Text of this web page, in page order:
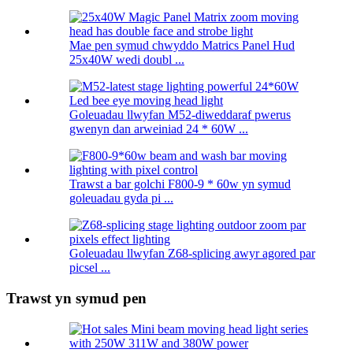
Mae pen symud chwyddo Matrics Panel Hud
25x40W wedi doubl ...
Goleuadau llwyfan M52-diweddaraf pwerus
gwenyn dan arweiniad 24 * 60W ...
Trawst a bar golchi F800-9 * 60w yn symud
goleuadau gyda pi ...
Goleuadau llwyfan Z68-splicing awyr agored par
picsel ...
Trawst yn symud pen